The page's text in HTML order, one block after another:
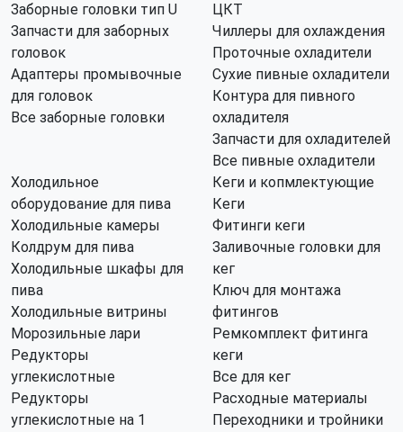
Заборные головки тип U
Запчасти для заборных
головок
Адаптеры промывочные
для головок
Все заборные головки
ЦКТ
Чиллеры для охлаждения
Проточные охладители
Сухие пивные охладители
Контура для пивного
охладителя
Запчасти для охладителей
Все пивные охладители
Холодильное
оборудование для пива
Холодильные камеры
Колдрум для пива
Холодильные шкафы для
пива
Холодильные витрины
Морозильные лари
Редукторы
углекислотные
Редукторы
углекислотные на 1
Кеги и копмлектующие
Кеги
Фитинги кеги
Заливочные головки для
кег
Ключ для монтажа
фитингов
Ремкомплект фитинга
кеги
Все для кег
Расходные материалы
Переходники и тройники